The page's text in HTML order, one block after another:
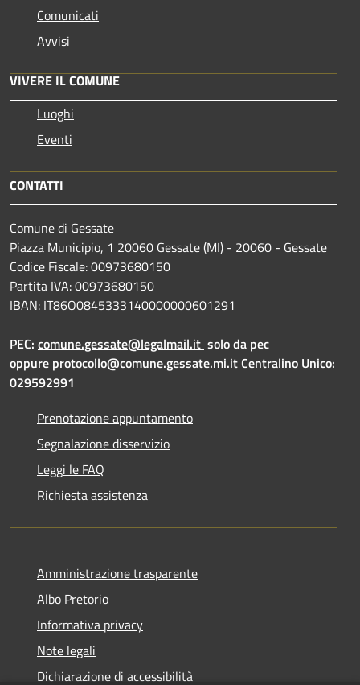
Comunicati
Avvisi
VIVERE IL COMUNE
Luoghi
Eventi
CONTATTI
Comune di Gessate
Piazza Municipio, 1 20060 Gessate (MI) - 20060 - Gessate
Codice Fiscale: 00973680150
Partita IVA: 00973680150
IBAN: IT86O0845333140000000601291
PEC: comune.gessate@legalmail.it solo da pec
oppure protocollo@comune.gessate.mi.itCentralino Unico:
029592991
Prenotazione appuntamento
Segnalazione disservizio
Leggi le FAQ
Richiesta assistenza
Amministrazione trasparente
Albo Pretorio
Informativa privacy
Note legali
Dichiarazione di accessibilità